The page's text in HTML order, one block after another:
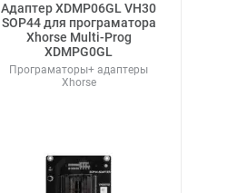
Адаптер XDMP06GL VH30
SOP44 для програматора
Xhorse Multi-Prog
XDMPG0GL
Програматоры+ адаптеры
Xhorse